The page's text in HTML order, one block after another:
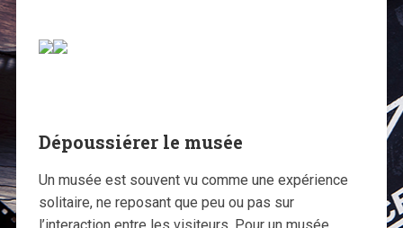
Dépoussiérer le musée
Un musée est souvent vu comme une expérience
solitaire, ne reposant que peu ou pas sur